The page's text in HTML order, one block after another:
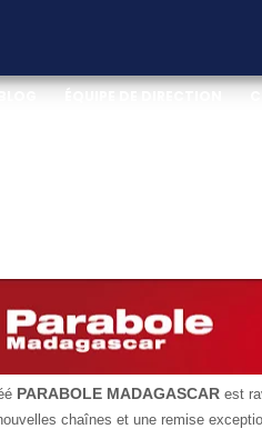
PARABOLE MADAGASCAR est
chaînes et une remise